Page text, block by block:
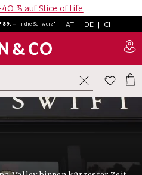
% auf Slice of Life
89.– in die Schweiz* AT | DE | CH